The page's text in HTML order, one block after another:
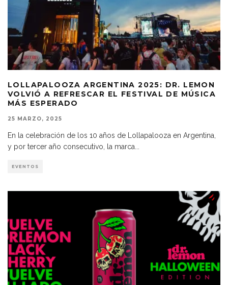
LOLLAPALOOZA ARGENTINA 2025: DR. LEMON
VOLVIÓ A REFRESCAR EL FESTIVAL DE MÚSICA
MÁS ESPERADO
25 MARZO, 2025
En la celebración de los 10 años de Lollapalooza en Argentina,
y por tercer año consecutivo, la marca
EVENTOS